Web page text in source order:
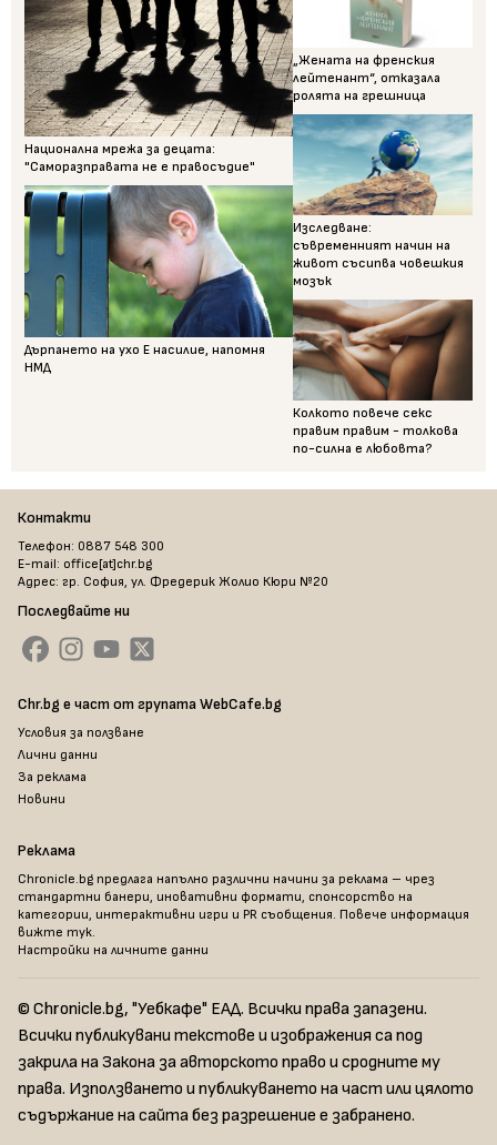
Национална мрежа за децата:
"Саморазправата не е правосъдие"
Дърпането на ухо Е насилие, напомня
НМД
„Жената на френския
лейтенант“, отказала
ролята на грешница
Изследване:
съвременният начин на
живот съсипва човешкия
мозък
Колкото повече секс
правим правим - толкова
по-силна е любовта?
Контакти
Телефон: 0887 548 300
E-mail: office[at]chr.bg
Адрес: гр. София, ул. Фредерик Жолио Кюри №20
Последвайте ни
Chr.bg е част от групата WebCafe.bg
Условия за ползване
Лични данни
За реклама
Новини
Реклама
Chronicle.bg предлага напълно различни начини за реклама – чрез
стандартни банери, иновативни формати, спонсорство на
категории, интерактивни игри и PR съобщения. Повече информация
вижте тук.
Настройки на личните данни
© Chronicle.bg, "Уебкафе" ЕАД. Всички права запазени.
Всички публикувани текстове и изображения са под
закрила на Закона за авторското право и сродните му
права. Използването и публикуването на част или цялото
съдържание на сайта без разрешение е забранено.